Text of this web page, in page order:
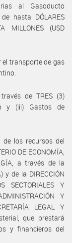
al Gasoducto
hasta DÓLARES
MILLONES (USD
el transporte de gas
de TRES (3)
y (iii) Gastos de
de los recursos del
DE ECONOMÍA,
a través de la
y de la DIRECCIÓN
SECTORIALES Y
Y
LEGAL Y
que prestará
y financieros del